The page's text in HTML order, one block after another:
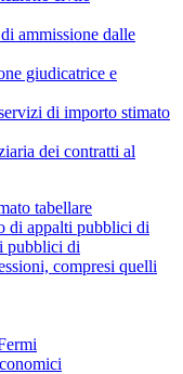
ammissione dalle
giudicatrice e
di importo stimato
dei contratti al
tabellare
di appalti pubblici di
pubblici di
compresi quelli